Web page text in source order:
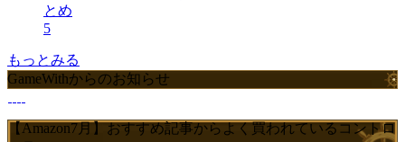
とめ
5
もっとみる
GameWithからのお知らせ
【Amazon7月】おすすめ記事からよく買われているコントロ